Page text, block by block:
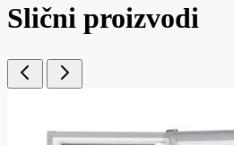
Slični proizvodi